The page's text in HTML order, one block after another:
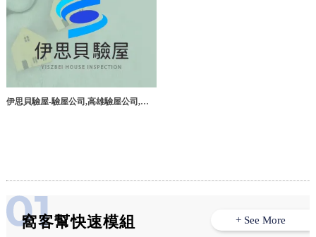
伊思貝驗屋-驗屋公司,高雄驗屋公司,高
窩客幫快速模組 + See More